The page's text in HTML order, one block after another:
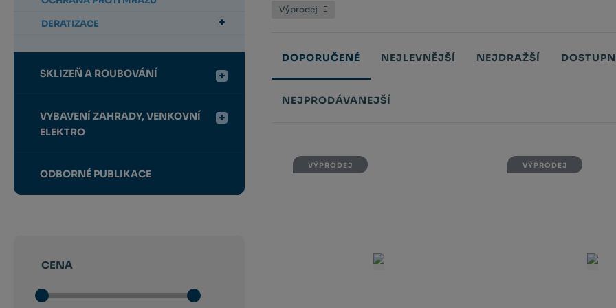
Výprodej
DOPORUČENÉ NEJLEVNĚJŠÍ NEJDRAŽŠÍ
NEJPRODÁVANEJŠÍ
VÝPRODEJ VÝPRODEJ
DERATIZACE
SKLIZEŇ A ROUBOVÁNÍ
VYBAVENÍ ZAHRADY, VENKOVNÍ
ELEKTRO
ODBORNÉ PUBLIKACE
CENA